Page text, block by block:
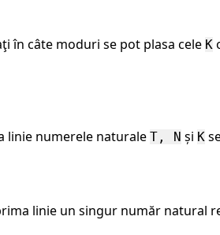
în câte moduri se pot plasa cele K
linie numerele naturale T, N și K
linie un singur număr natural